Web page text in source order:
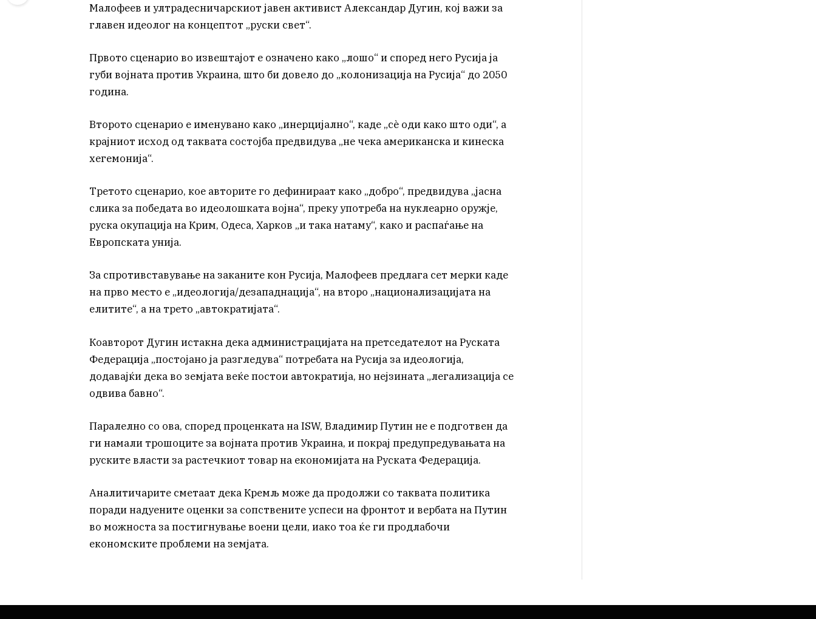
Малофеев и ултрадесничарскиот јавен активист Александар Дугин, кој важи за
главен идеолог на концептот „руски свет“.
Првото сценарио во извештајот е означено како „лошо“ и според него Русија ја
губи војната против Украина, што би довело до „колонизација на Русија“ до 2050
година.
Второто сценарио е именувано како „инерцијално“, каде „сè оди како што оди“, а
крајниот исход од таквата состојба предвидува „не чека американска и кинеска
хегемонија“.
Третото сценарио, кое авторите го дефинираат како „добро“, предвидува „јасна
слика за победата во идеолошката војна“, преку употреба на нуклеарно оружје,
руска окупација на Крим, Одеса, Харков „и така натаму“, како и распаѓање на
Европската унија.
За спротивставување на заканите кон Русија, Малофеев предлага сет мерки каде
на прво место е „идеологија/дезападнација“, на второ „национализацијата на
елитите“, а на трето „автократијата“.
Коавторот Дугин истакна дека администрацијата на претседателот на Руската
Федерација „постојано ја разгледува“ потребата на Русија за идеологија,
додавајќи дека во земјата веќе постои автократија, но нејзината „легализација се
одвива бавно“.
Паралелно со ова, според проценката на ISW, Владимир Путин не е подготвен да
ги намали трошоците за војната против Украина, и покрај предупредувањата на
руските власти за растечкиот товар на економијата на Руската Федерација.
Аналитичарите сметаат дека Кремљ може да продолжи со таквата политика
поради надуените оценки за сопствените успеси на фронтот и вербата на Путин
во можноста за постигнување воени цели, иако тоа ќе ги продлабочи
економските проблеми на земјата.